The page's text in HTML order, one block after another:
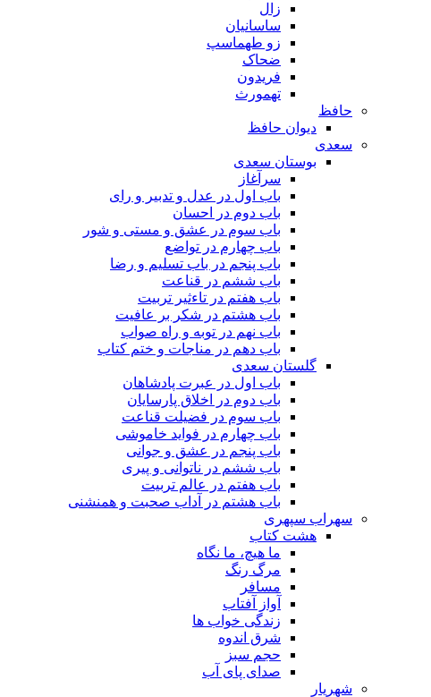
زال
ساسانیان
زو طهماسپ‏
ضحاک
فریدون
تهمورث
حافظ
دیوان حافظ
سعدی
بوستان سعدی
سرآغاز
باب اول در عدل و تدبیر و رای
باب دوم در احسان
باب سوم در عشق و مستی و شور
باب چهارم در تواضع
باب پنجم در باب تسلیم و رضا
باب ششم در قناعت
باب هفتم در تاءثیر تربیت
باب هشتم در شکر بر عافیت
باب نهم در توبه و راه صواب
باب دهم در مناجات و ختم کتاب
گلستان سعدی
باب اول در عبرت پادشاهان
باب دوم در اخلاق پارسایان
باب سوم در فضیلت قناعت
باب چهارم در فواید خاموشى
باب پنجم در عشق و جوانى
باب ششم در ناتوانى و پیرى
باب هفتم در عالم تربیت
باب هشتم در آداب صحبت و همنشنى
سهراب سپهری
هشت کتاب
ما هیچ، ما نگاه
مرگ رنگ
مسافر
آواز آفتاب
زندگی خواب ها
شرق اندوه
حجم سبز
صدای پای آب
شهریار